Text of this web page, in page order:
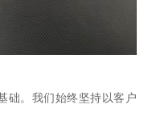
础。我们始终坚持以客户